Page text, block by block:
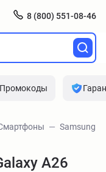
8 (800) 551-08-46
Промокоды
Samsung
A26